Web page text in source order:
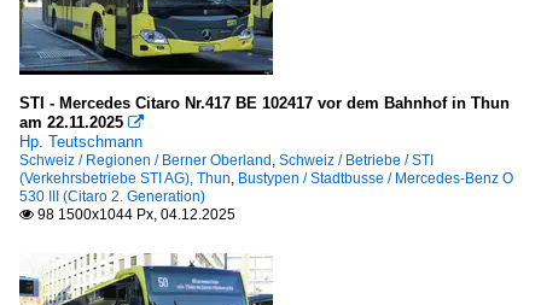
STI - Mercedes Citaro Nr.417 BE 102417 vor dem Bahnhof in Thun
am 22.11.2025 
Hp. Teutschmann
Schweiz / Regionen / Berner Oberland , Schweiz / Betriebe / STI
(Verkehrsbetriebe STI AG), Thun, Bustypen / Stadtbusse / Mercedes-Benz O
530 III (Citaro 2. Generation)
 98 1500x1044 Px, 04.12.2025